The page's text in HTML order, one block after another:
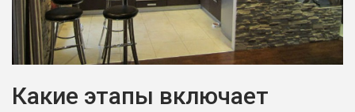
Какие этапы включает